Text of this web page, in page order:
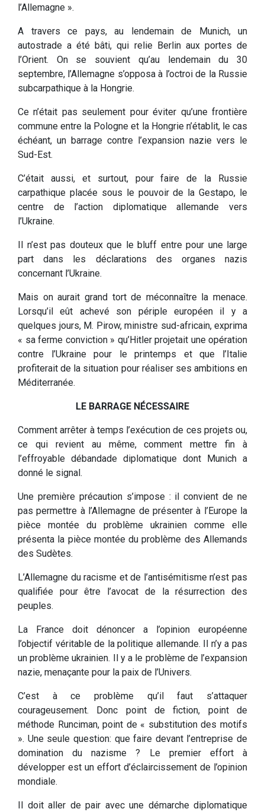
l’Allemagne ».
A travers ce pays, au lendemain de Munich, un
autostrade a été bâti, qui relie Berlin aux portes de
l’Orient. On se souvient qu’au lendemain du 30
septembre, l’Allemagne s’opposa à l’octroi de la Russie
subcarpathique à la Hongrie.
Ce n’était pas seulement pour éviter qu’une frontière
commune entre la Pologne et la Hongrie n’établit, le cas
échéant, un barrage contre l’expansion nazie vers le
Sud-Est.
C’était aussi, et surtout, pour faire de la Russie
carpathique placée sous le pouvoir de la Gestapo, le
centre de l’action diplomatique allemande vers
l’Ukraine.
Il n’est pas douteux que le bluff entre pour une large
part dans les déclarations des organes nazis
concernant l’Ukraine.
Mais on aurait grand tort de méconnaître la menace.
Lorsqu’il eût achevé son périple européen il y a
quelques jours, M. Pirow, ministre sud-africain, exprima
« sa ferme conviction » qu’Hitler projetait une opération
contre l’Ukraine pour le printemps et que l’Italie
profiterait de la situation pour réaliser ses ambitions en
Méditerranée.
LE BARRAGE NÉCESSAIRE
Comment arrêter à temps l’exécution de ces projets ou,
ce qui revient au même, comment mettre fin à
l’effroyable débandade diplomatique dont Munich a
donné le signal.
Une première précaution s’impose : il convient de ne
pas permettre à l’Allemagne de présenter à l’Europe la
pièce montée du problème ukrainien comme elle
présenta la pièce montée du problème des Allemands
des Sudètes.
L’Allemagne du racisme et de l’antisémitisme n’est pas
qualifiée pour être l’avocat de la résurrection des
peuples.
La France doit dénoncer a l’opinion européenne
l’objectif véritable de la politique allemande. Il n’y a pas
un problème ukrainien. Il y a le problème de l’expansion
nazie, menaçante pour la paix de l’Univers.
C’est à ce problème qu’il faut s’attaquer
courageusement. Donc point de fiction, point de
méthode Runciman, point de « substitution des motifs
». Une seule question: que faire devant l’entreprise de
domination du nazisme ? Le premier effort à
développer est un effort d’éclaircissement de l’opinion
mondiale.
Il doit aller de pair avec une démarche diplomatique